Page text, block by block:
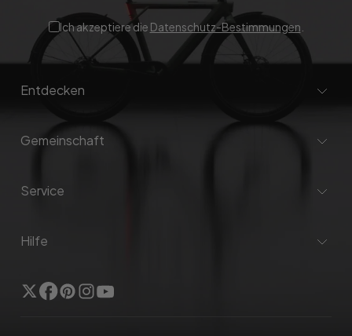
Ich akzeptiere die Datenschutz-Bestimmungen
Entdecken
Gemeinschaft
Service
Hilfe
TwitterFacebook
Pinterest
Instagram
Youtube